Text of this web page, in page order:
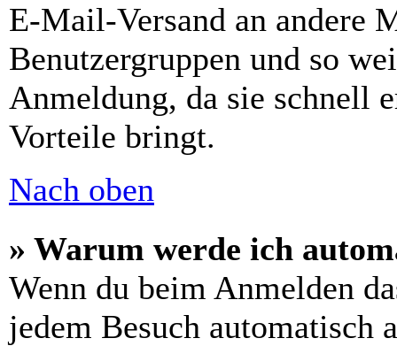
E-Mail-Versand an andere
Benutzergruppen und so
Anmeldung, da sie schnell
Vorteile bringt.
Nach oben
» Warum werde ich
Wenn du beim Anmelden
jedem Besuch automatisch